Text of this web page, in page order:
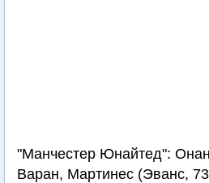
"Манчестер Юнайтед":
Варан, Мартинес (Эванс,